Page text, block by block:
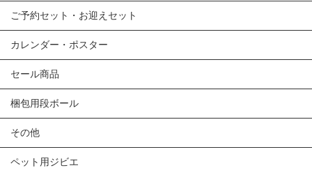
ご予約セット・お迎えセット
カレンダー・ポスター
セール商品
梱包用段ボール
その他
ペット用ジビエ